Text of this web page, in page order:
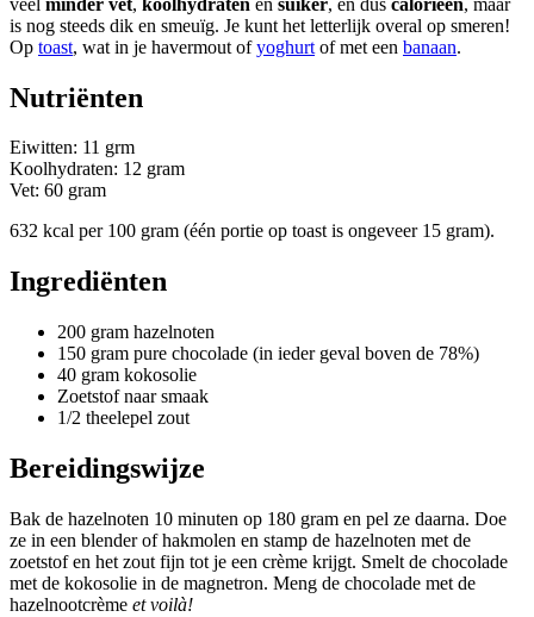
is nog steeds dik en smeuïg. Je kunt het letterlijk overal op smeren!
Op toast, wat in je havermout ofyoghurt of met een banaan.
Nutriënten
Eiwitten: 11 grm
Koolhydraten: 12 gram
Vet: 60 gram
632 kcal per 100 gram (één portie op toast is ongeveer 15 gram).
Ingrediënten
200 gram hazelnoten
150 gram pure chocolade (in ieder geval boven de 78%)
40 gram kokosolie
Zoetstof naar smaak
1/2 theelepel zout
Bereidingswijze
Bak de hazelnoten 10 minuten op 180 gram en pel ze daarna. Doe
ze in een blender of hakmolen en stamp de hazelnoten met de
zoetstof en het zout fijn tot je een crème krijgt. Smelt de chocolade
met de kokosolie in de magnetron. Meng de chocolade met de
hazelnootcrème et voilà!